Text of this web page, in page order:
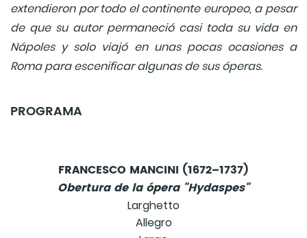
extendieron por todo el continente europeo, a pesar
de que su autor permaneció casi toda su vida en
Nápoles y solo viajó en unas pocas ocasiones a
Roma para escenificar algunas de sus óperas.
PROGRAMA
FRANCESCO MANCINI (1672–1737)
Obertura de la ópera "Hydaspes"
Larghetto
Allegro